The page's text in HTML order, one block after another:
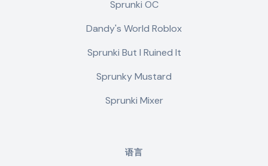
Sprunki OC
Dandy's World Roblox
Sprunki But I Ruined It
Sprunky Mustard
Sprunki Mixer
语言